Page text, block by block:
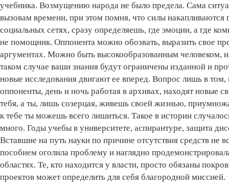
учебника. Возмущению народа не было предела. Сама
вызовам времени, при этом помня, что силы накапливаются
социальных сетях, сразу определяешь, где эмоции, а где
не помощник. Оппонента можно обозвать, выразить свое
аргументах. Можно быть высокообразованным человеком,
таком случае ваши знания будут ограничены изданной и
новые исследования двигают ее вперед. Вопрос лишь в том,
оппоненты, день и ночь работая в архивах, находят новые
тебя, а ты, лишь созерцая, живешь своей жизнью,
к тебе ты можешь всего лишиться. Такое в истории
много. Годы учебы в университете, аспирантуре, защита
Вставшие на путь науки по причине отсутствия средств не
пособием оголила проблему и наглядно
областях. Те, кто находится у власти, просто обязаны
проектов может определить для себя благородной миссией.